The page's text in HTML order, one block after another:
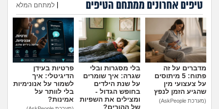
טיפים אחרונים ממתחם הטיפים למתחם המלא
הוספת טיפ
מדברים על זה
פתוח: 5 מיתוסים
על צעצועי מין
שהגיע הזמן לנפץ
(מערכת AskPeople)
בלי מסגרות ובלי
שגרה: איך שומרים
על שנת הילדים
בחופש הגדול -
ומצילים את השפיות
של ההורים?
פרטיות בעידן
הדיגיטלי: איך
לשמור על אנונימיות
בלי לוותר על
אמינות?